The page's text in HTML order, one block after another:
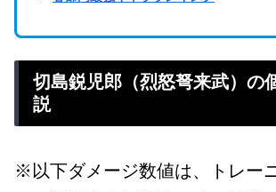
切島鋭児郎（烈怒弩来武）の
説
※以下ダメージ数値は、トレー